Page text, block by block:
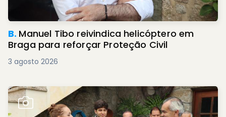
B. Manuel Tibo reivindica helicóptero em
Braga para reforçar Proteção Civil
3 agosto 2026